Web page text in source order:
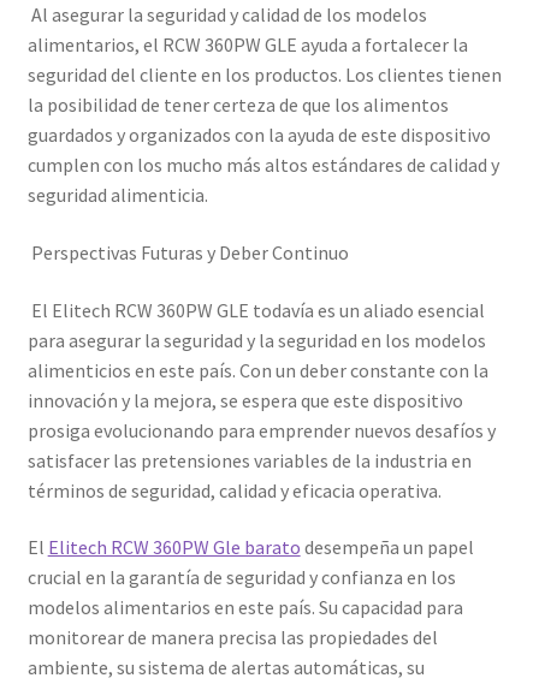
Al asegurar la seguridad y calidad de los modelos
alimentarios, el RCW 360PW GLE ayuda a fortalecer la
seguridad del cliente en los productos. Los clientes tienen
la posibilidad de tener certeza de que los alimentos
guardados y organizados con la ayuda de este dispositivo
cumplen con los mucho más altos estándares de calidad y
seguridad alimenticia.
Perspectivas Futuras y Deber Continuo
El Elitech RCW 360PW GLE todavía es un aliado esencial
para asegurar la seguridad y la seguridad en los modelos
alimenticios en este país. Con un deber constante con la
innovación y la mejora, se espera que este dispositivo
prosiga evolucionando para emprender nuevos desafíos y
satisfacer las pretensiones variables de la industria en
términos de seguridad, calidad y eficacia operativa.
El Elitech RCW 360PW Gle barato desempeña un papel
crucial en la garantía de seguridad y confianza en los
modelos alimentarios en este país. Su capacidad para
monitorear de manera precisa las propiedades del
ambiente, su sistema de alertas automáticas, su